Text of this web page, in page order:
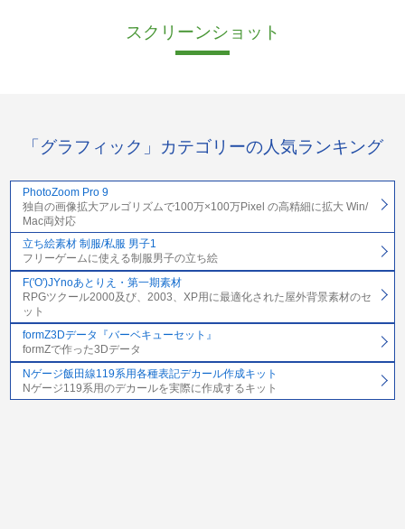
スクリーンショット
「グラフィック」カテゴリーの人気ランキング
PhotoZoom Pro 9
独自の画像拡大アルゴリズムで100万×100万Pixel の高精細に拡大 Win/
Mac両対応
立ち絵素材 制服/私服 男子1
フリーゲームに使える制服男子の立ち絵
F('O')JYnoあとりえ・第一期素材
RPGツクール2000及び、2003、XP用に最適化された屋外背景素材のセ
ット
formZ3Dデータ『バーベキューセット』
formZで作った3Dデータ
Nゲージ飯田線119系用各種表記デカール作成キット
Nゲージ119系用のデカールを実際に作成するキット